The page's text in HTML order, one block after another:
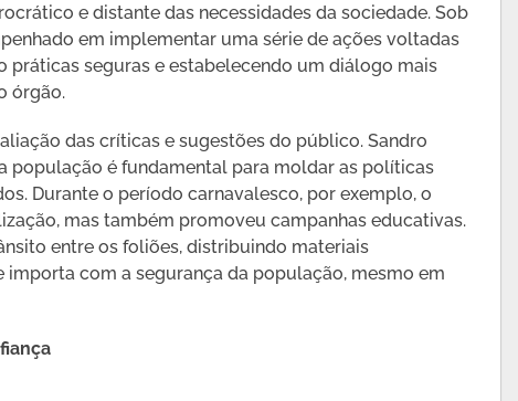
e distante das necessidades da sociedade. Sob
em implementar uma série de ações voltadas
práticas seguras e estabelecendo um diálogo mais
órgão.
das críticas e sugestões do público. Sandro
população é fundamental para moldar as políticas
Durante o período carnavalesco, por exemplo, o
mas também promoveu campanhas educativas.
entre os foliões, distribuindo materiais
com a segurança da população, mesmo em